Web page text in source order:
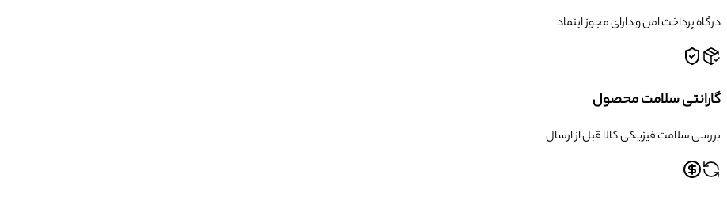
درگاه پرداخت امن و دارای مجوز اینماد
گارانتی سلامت محصول
بررسی سلامت فیزیکی کالا قبل از ارسال